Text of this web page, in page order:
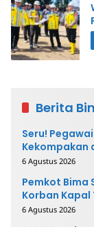
Berita
Seru!
Kekompakan
6 Agustus 2026
Pemkot Bima
Korban
6 Agustus 2026